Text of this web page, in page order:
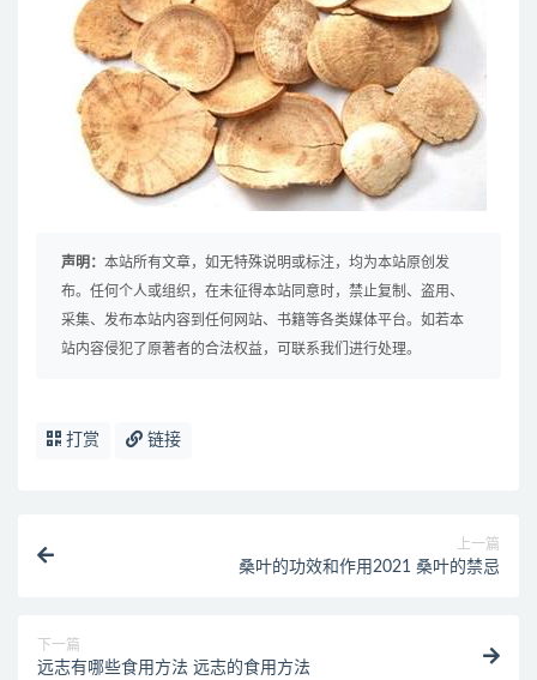
声明： 本站所有文章，如无特殊说明或标注，均为本站原创发
布。任何个人或组织，在未征得本站同意时，禁止复制、盗用、
采集、发布本站内容到任何网站、书籍等各类媒体平台。如若本
站内容侵犯了原著者的合法权益，可联系我们进行处理。
打赏 链接
上一篇
桑叶的功效和作用2021 桑叶的禁忌
下一篇
远志有哪些食用方法 远志的食用方法